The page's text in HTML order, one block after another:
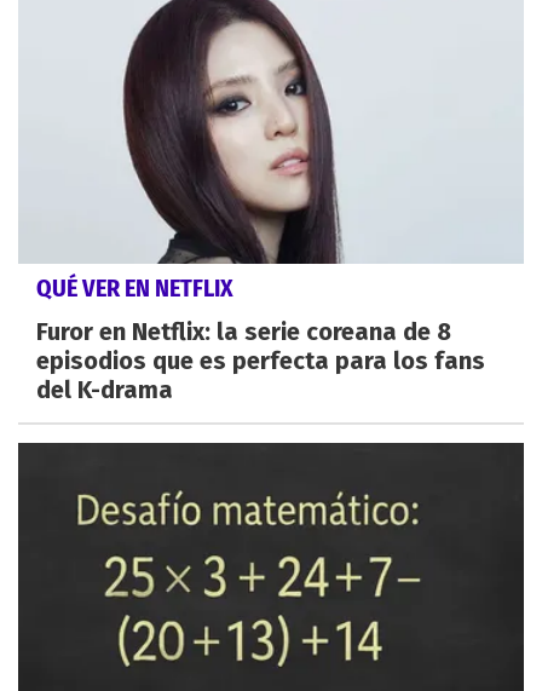
QUÉ VER EN NETFLIX
Furor en Netflix: la serie coreana de 8
episodios que es perfecta para los fans
del K-drama